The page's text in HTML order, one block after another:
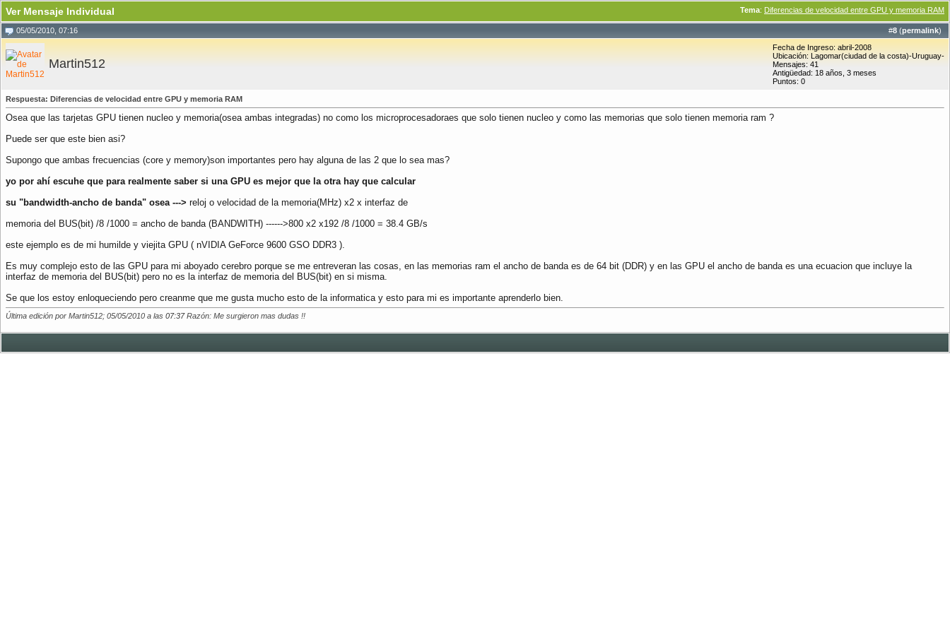
Tema: Diferencias de velocidad entre GPU y memoria RAM
Ver Mensaje Individual
#8 (permalink)
05/05/2010, 07:16
Martin512
Fecha de Ingreso: abril-2008
Ubicación: Lagomar(ciudad de la costa)-Uruguay-
Mensajes: 41
Antigüedad: 18 años, 3 meses
Puntos: 0
Respuesta: Diferencias de velocidad entre GPU y memoria RAM
Osea que las tarjetas GPU tienen nucleo y memoria(osea ambas integradas) no como los microprocesadoraes que solo tienen nucleo y como las memorias que solo tienen memoria ram ?
Puede ser que este bien asi?
Supongo que ambas frecuencias (core y memory)son importantes pero hay alguna de las 2 que lo sea mas?
yo por ahí escuhe que para realmente saber si una GPU es mejor que la otra hay que calcular
su "bandwidth-ancho de banda" osea ---> reloj o velocidad de la memoria(MHz) x2 x interfaz de
memoria del BUS(bit) /8 /1000 = ancho de banda (BANDWITH) ------>800 x2 x192 /8 /1000 = 38.4 GB/s
este ejemplo es de mi humilde y viejita GPU ( nVIDIA GeForce 9600 GSO DDR3 ).
Es muy complejo esto de las GPU para mi aboyado cerebro porque se me entreveran las cosas, en las memorias ram el ancho de banda es de 64 bit (DDR) y en las GPU el ancho de banda es una ecuacion que incluye la
interfaz de memoria del BUS(bit) pero no es la interfaz de memoria del BUS(bit) en si misma.
Se que los estoy enloqueciendo pero creanme que me gusta mucho esto de la informatica y esto para mi es importante aprenderlo bien.
Última edición por Martin512; 05/05/2010 a las 07:37Razón: Me surgieron mas dudas !!